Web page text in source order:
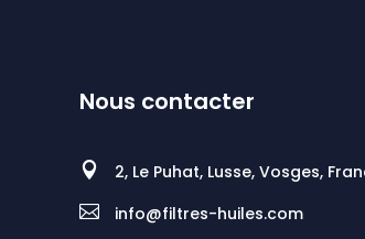
Nous contacter
 2, Le Puhat, Lusse, Vosges,
 info@filtres-huiles.com